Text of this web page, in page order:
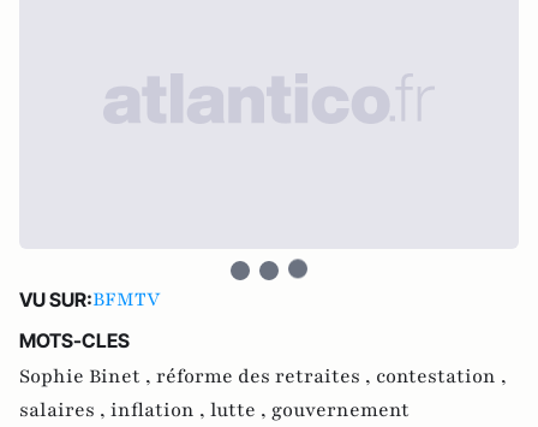
VU SUR:BFMTV
MOTS-CLES
Sophie Binet , réforme des retraites , contestation ,
salaires , inflation , lutte , gouvernement